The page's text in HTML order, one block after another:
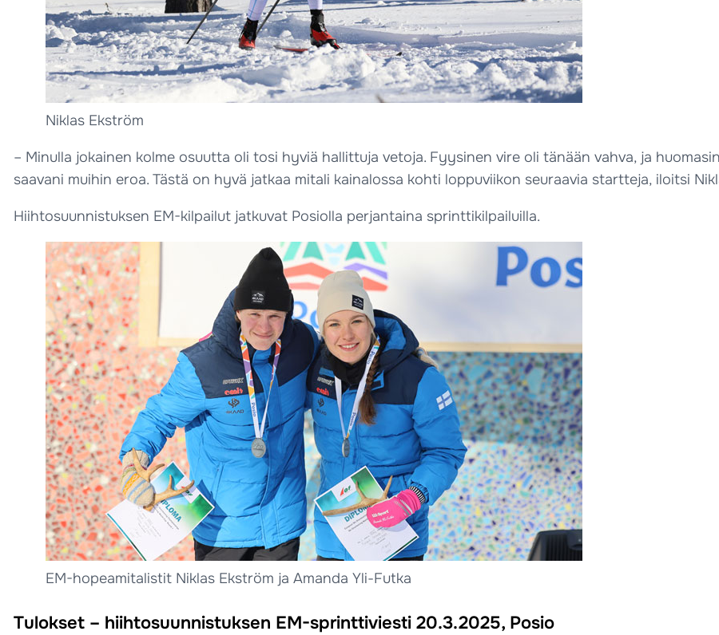
Niklas Ekström
– Minulla jokainen kolme osuutta oli tosi hyviä hallittuja vetoja. Fyysinen vire oli tänään vahva, ja
saavani muihin eroa. Tästä on hyvä jatkaa mitali kainalossa kohti loppuviikon seuraavia startteja, iloitsi
Hiihtosuunnistuksen EM-kilpailut jatkuvat Posiolla perjantaina sprinttikilpailuilla.
EM-hopeamitalistit Niklas Ekström ja Amanda Yli-Futka
Tulokset – hiihtosuunnistuksen EM-sprinttiviesti 20.3.2025, Posio